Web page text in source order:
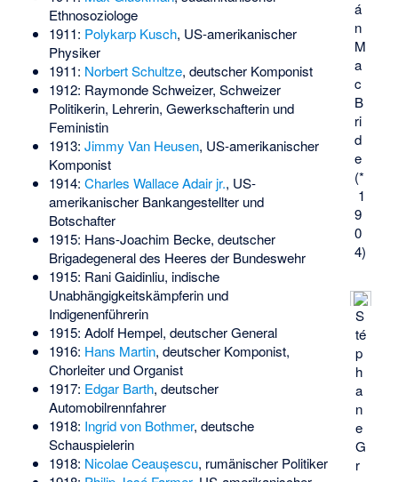
á
n
M
a
c
B
ri
d
e
(*
1
9
0
4)
S
té
p
h
a
n
e
G
r
Ethnosoziologe
1911: Polykarp Kusch, US-amerikanischer
Physiker
1911: Norbert Schultze, deutscher Komponist
1912: Raymonde Schweizer, Schweizer
Politikerin, Lehrerin, Gewerkschafterin und
Feministin
1913: Jimmy Van Heusen, US-amerikanischer
Komponist
1914: Charles Wallace Adair jr., US-
amerikanischer Bankangestellter und
Botschafter
1915: Hans-Joachim Becke, deutscher
Brigadegeneral des Heeres der Bundeswehr
1915: Rani Gaidinliu, indische
Unabhängigkeitskämpferin und
Indigenenführerin
1915: Adolf Hempel, deutscher General
1916: Hans Martin, deutscher Komponist,
Chorleiter und Organist
1917: Edgar Barth, deutscher
Automobilrennfahrer
1918: Ingrid von Bothmer, deutsche
Schauspielerin
1918: Nicolae Ceaușescu, rumänischer Politiker